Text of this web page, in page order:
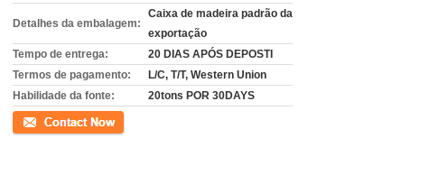
Detalhes da embalagem:
Caixa de madeira padrão da
exportação
Tempo de entrega:
20 DIAS APÓS DEPOSTI
Termos de pagamento:
L/C, T/T, Western Union
Habilidade da fonte:
20tons POR 30DAYS
Contato